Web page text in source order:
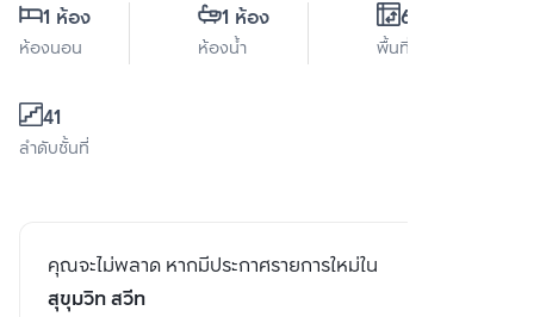
1 ห้อง
ห้องนอน
1 ห้อง
ห้องน้ำ
63 ตร.ม.
พื้นที่ใช้สอย
41
ลำดับชั้นที่
คุณจะไม่พลาด หากมีประกาศรายการใหม่ใน
สุขุมวิท สวีท